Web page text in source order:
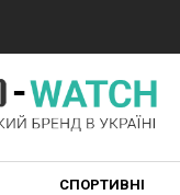
СПОРТИВНІ